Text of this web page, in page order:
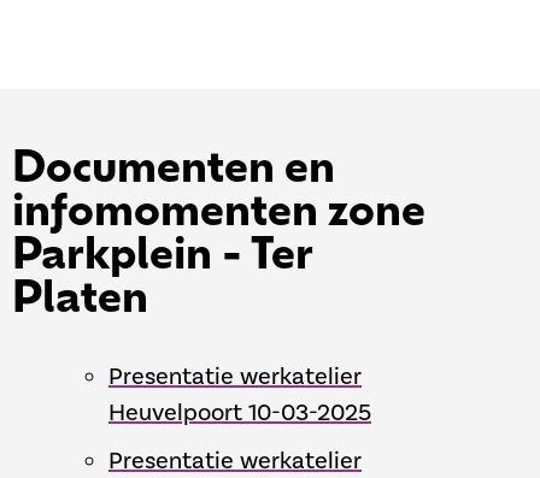
Documenten en
infomomenten zone
Parkplein - Ter
Platen
Presentatie werkatelier
Heuvelpoort 10-03-2025
Presentatie werkatelier